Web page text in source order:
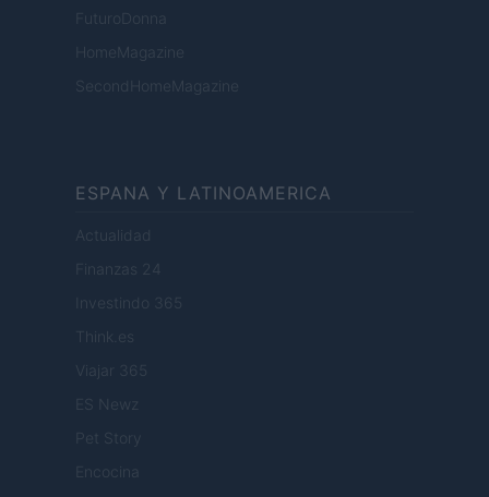
FuturoDonna
HomeMagazine
SecondHomeMagazine
ESPANA Y LATINOAMERICA
Actualidad
Finanzas 24
Investindo 365
Think.es
Viajar 365
ES Newz
Pet Story
Encocina